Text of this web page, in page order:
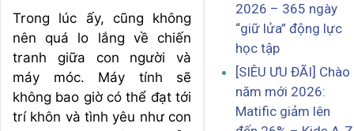
Trong lúc ấy, cũng không
nên quá lo lắng về chiến
tranh giữa con người và
máy móc. Máy tính sẽ
không bao giờ có thể đạt tới
trí khôn và tình yêu như con
2026 – 365 ngày
“giữ lửa” động lực
học tập
[SIÊU ƯU ĐÃI] Chào
năm mới 2026:
Matific giảm lên